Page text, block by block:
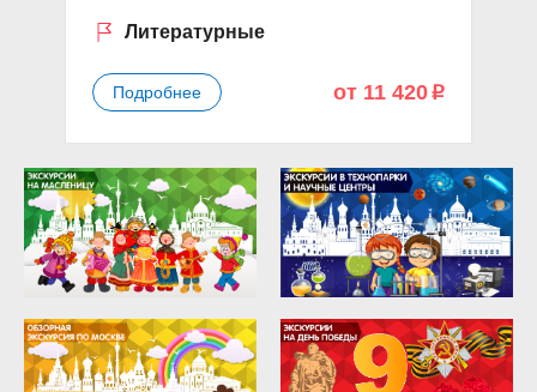
Литературные
Подробнее от 11 420 p